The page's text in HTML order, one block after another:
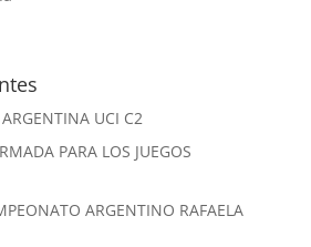
UCI C2
PARA LOS JUEGOS
ARGENTINO RAFAELA